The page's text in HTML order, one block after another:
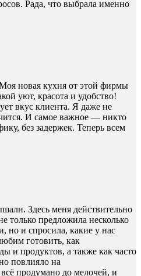
Рада, что выбрала именно
новая кухня от этой фирмы
уют, красота и удобство!
вкус клиента. Я даже не
И самое важное — никто
без задержек. Теперь всем
Здесь меня действительно
только предложила несколько
но и спросила, какие у нас
готовить, как
и продуктов, а также как часто
повлияло на
продумано до мелочей, и